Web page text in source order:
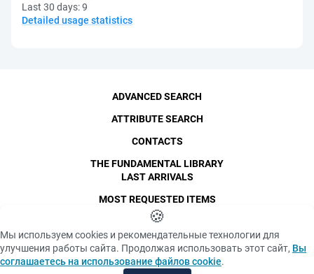
Last 30 days:9
Detailed usage statistics
SPbPU, 1996-2026
Copyright and Personal Data
The photographs are
published with the
consent of the individuals
Privacy policy
«Cookie» files policy
ADVANCED SEARCH
ATTRIBUTE SEARCH
CONTACTS
THE FUNDAMENTAL LIBRARY
LAST ARRIVALS
MOST REQUESTED ITEMS
🍪
Мы используем cookies и рекомендательные технологии для
улучшения работы сайта. Продолжая использовать этот сайт, Вы
соглашаетесь на использование файлов cookie.